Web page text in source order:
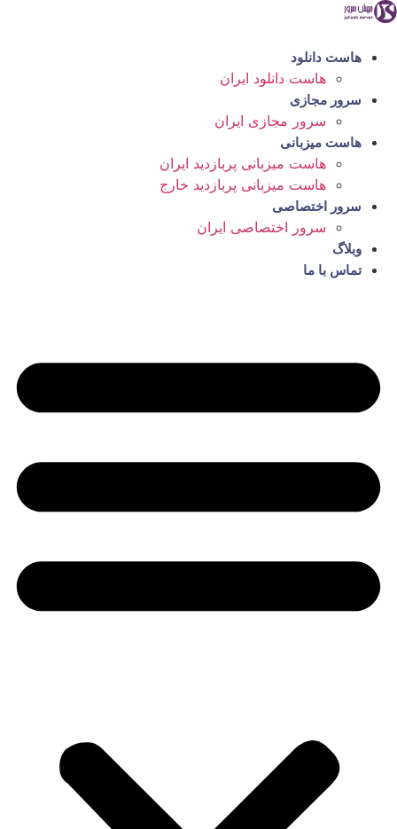
پرش
محتوا
هاست دانلود
هاست دانلود ایران
سرور مجازی
سرور مجازی ایران
هاست میزبانی
هاست میزبانی پربازدید ایران
هاست میزبانی پربازدید خارج
سرور اختصاصی
سرور اختصاصی ایران
وبلاگ
تماس با ما